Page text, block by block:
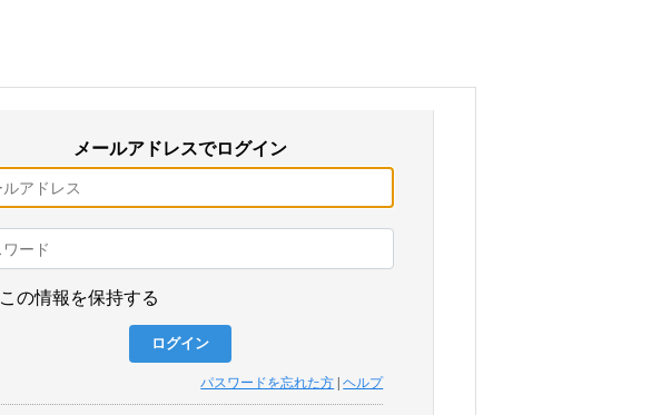
メールアドレスでログイン
この情報を保持する
パスワードを忘れた方 |ヘルプ